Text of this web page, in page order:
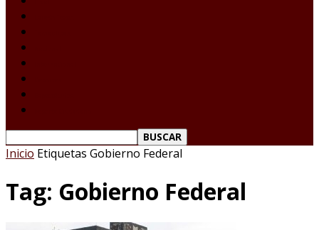
Inicio Etiquetas Gobierno Federal
Tag: Gobierno Federal